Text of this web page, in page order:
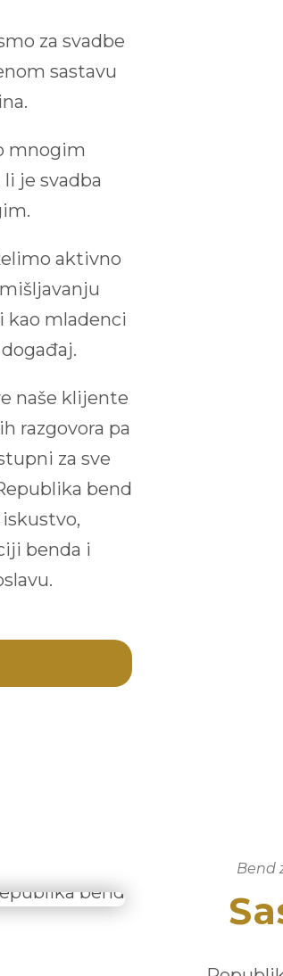
za svadbe
sastavu
mnogim
je svadba
aktivno
kao mladenci
naše klijente
razgovora pa
za sve
bend
benda i
Bend